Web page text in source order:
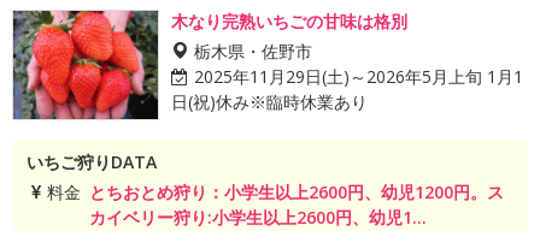
木なり完熟いちごの甘味は格別
栃木県・佐野市
2025年11月29日(土)～2026年5月上旬 1月1
日(祝)休み※臨時休業あり
いちご狩りDATA
料金 とちおとめ狩り：小学生以上2600円、幼児1200円。ス
カイベリー狩り:小学生以上2600円、幼児1...